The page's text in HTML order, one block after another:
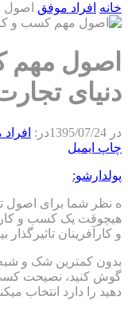
خانه افراد موفق اصول مهم
دنیای
در 1395/07/24در:
چاپ ایمیل
پولدارشو:
ه نظر شما برای اصول
هیچوقت یک کسب و کاری
و کارآفرینان تاثیرگذار
بدون کمترین شک و شبه
گوش کنید، نصیحت کسی
دهید را دارد انتخاب